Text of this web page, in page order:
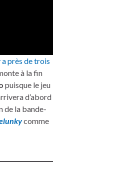
a près de trois
à la fin
puisque le jeu
d’abord
de la bande-
comme